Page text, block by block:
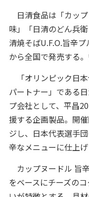
日清食品は「カッ
味」「日清のどん兵
清焼そばU.F.O.旨辛
から全国で発売する
「オリンピック日
パートナー」である
プ会社として、平昌
援する企画製品。開
ジし、日本代表選手
辛なメニューに仕上げ
カップヌードル 旨
をベースにチーズの